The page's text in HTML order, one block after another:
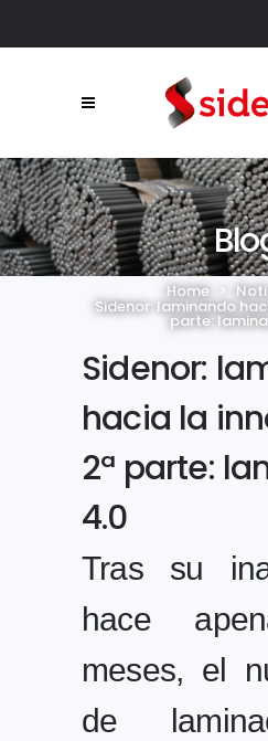
Home
Sidenor: laminando
parte:
Sidenor:
hacia la
2ª parte:
4.0
Tras su
hace
meses, el
de